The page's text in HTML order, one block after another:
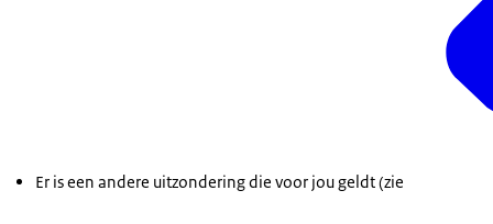
Er is een andere uitzondering die voor jou geldt (zie